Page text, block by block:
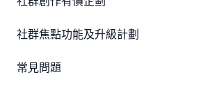
社群焦點功能及升級計劃
常見問題